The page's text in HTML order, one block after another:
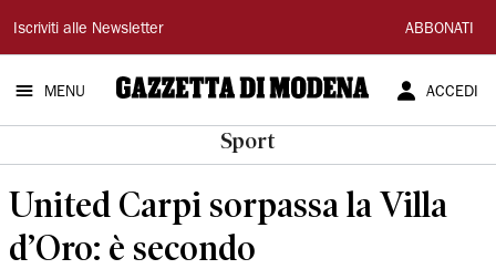
Gazzetta
di
Modena
Iscriviti alle Newsletter ABBONATI
MENU ACCEDI
Sport
United Carpi sorpassa la Villa
d’Oro: è secondo